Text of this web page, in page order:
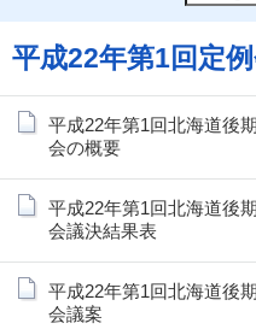
平成22年第1回定
平成22年第1回北海道後
会の概要
平成22年第1回北海道後
会議決結果表
平成22年第1回北海道後
会議案